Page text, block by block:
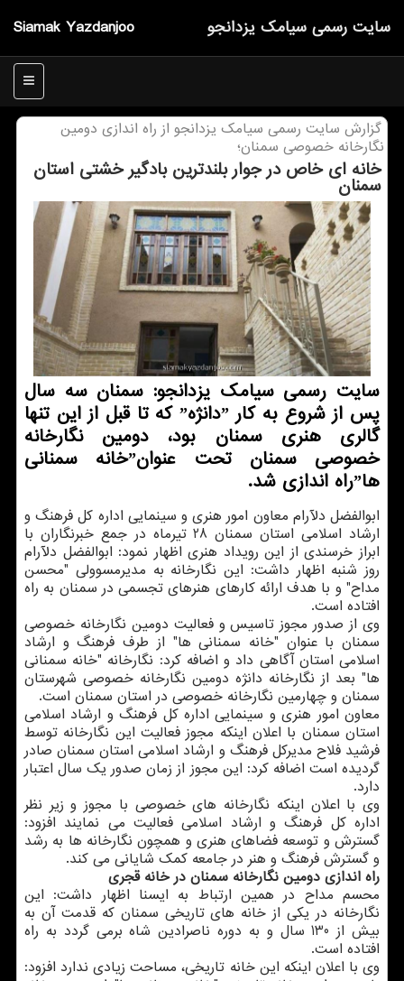
Siamak Yazdanjoo سایت رسمی سیامك یزدانجو
منو
گزارش سایت رسمی سیامك یزدانجو از راه اندازی دومین
نگارخانه خصوصی سمنان؛
خانه ای خاص در جوار بلندترین بادگیر خشتی استان
سمنان
سایت رسمی سیامك یزدانجو: سمنان سه سال
پس از شروع به كار ˮدانژهˮ كه تا قبل از این تنها
گالری هنری سمنان بود، دومین نگارخانه
خصوصی سمنان تحت عنوانˮخانه سمنانی
هاˮراه اندازی شد.
ابوالفضل دلآرام معاون امور هنری و سینمایی اداره کل فرهنگ و
ارشاد اسلامی استان سمنان 28 تیرماه در جمع خبرنگاران با
ابراز خرسندی از این رویداد هنری اظهار نمود: ابوالفضل دلآرام
روز شنبه اظهار داشت: این نگارخانه به مدیرمسوولی "محسن
مداح" و با هدف ارائه کارهای هنرهای تجسمی در سمنان به راه
افتاده است.
وی از صدور مجوز تاسیس و فعالیت دومین نگارخانه خصوصی
سمنان با عنوان "خانه سمنانی ها" از طرف فرهنگ و ارشاد
اسلامی استان آگاهی داد و اضافه کرد: نگارخانه "خانه سمنانی
ها" بعد از نگارخانه دانژه دومین نگارخانه خصوصی شهرستان
سمنان و چهارمین نگارخانه خصوصی در استان سمنان است.
معاون امور هنری و سینمایی اداره کل فرهنگ و ارشاد اسلامی
استان سمنان با اعلان اینکه مجوز فعالیت این نگارخانه توسط
فرشید فلاح مدیرکل فرهنگ و ارشاد اسلامی استان سمنان صادر
گردیده است اضافه کرد: این مجوز از زمان صدور یک سال اعتبار
دارد.
وی با اعلان اینکه نگارخانه های خصوصی با مجوز و زیر نظر
اداره کل فرهنگ و ارشاد اسلامی فعالیت می نمایند افزود:
گسترش و توسعه فضاهای هنری و همچون نگارخانه ها به رشد
و گسترش فرهنگ و هنر در جامعه کمک شایانی می کند.
راه اندازی دومین نگارخانه سمنان در خانه قجری
محسم مداح در همین ارتباط به ایسنا اظهار داشت: این
نگارخانه در یکی از خانه های تاریخی سمنان که قدمت آن به
بیش از 130 سال و به دوره ناصرادین شاه برمی گردد به راه
افتاده است.
وی با اعلان اینکه این خانه تاریخی، مساحت زیادی ندارد افزود: